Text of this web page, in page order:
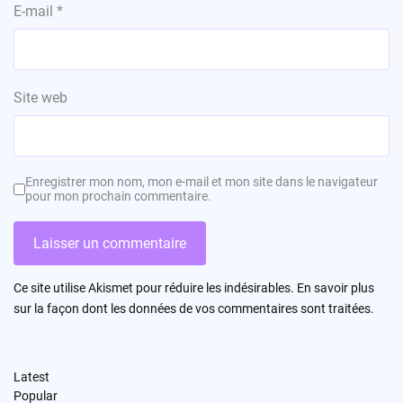
E-mail *
Site web
Enregistrer mon nom, mon e-mail et mon site dans le navigateur
pour mon prochain commentaire.
Ce site utilise Akismet pour réduire les indésirables. En savoir plus
sur la façon dont les données de vos commentaires sont traitées.
Latest
Popular